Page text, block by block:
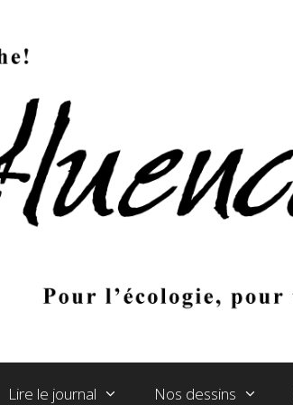
Lire le journal Nos dessins